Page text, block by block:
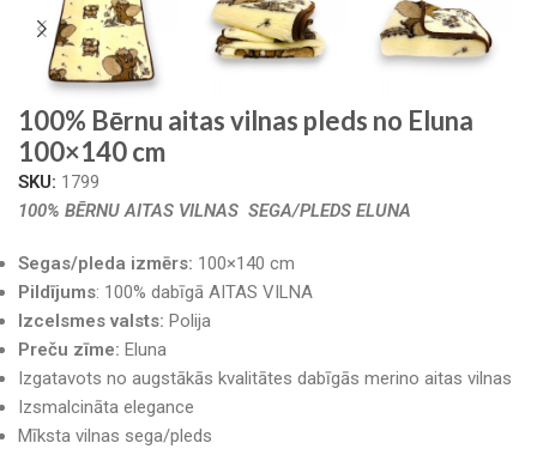
100% Bērnu aitas vilnas pleds no Eluna
100×140 cm
SKU: 1799
100% BĒRNU AITAS VILNAS SEGA/PLEDS ELUNA
Segas/pleda izmērs: 100×140 cm
Pildījums: 100% dabīgā AITAS VILNA
Izcelsmes valsts: Polija
Preču zīme: Eluna
Izgatavots no augstākās kvalitātes dabīgās merino aitas vilnas
Izsmalcināta elegance
Mīksta vilnas sega/pleds